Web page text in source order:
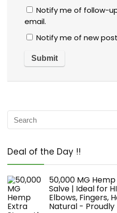
Notify me of follow-
email.
Notify me of new
Deal of the Day !!
50,000 MG
Salve | Ideal for
Elbows, Fingers,
Natural - Proudly